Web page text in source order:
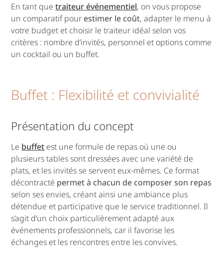
En tant quetraiteur événementiel, on vous propose
un comparatif pour estimer le coût, adapter le menu à
votre budget et choisir le traiteur idéal selon vos
critères : nombre d’invités, personnel et options comme
un cocktail ou un buffet.
Buffet : Flexibilité et convivialité
Présentation du concept
Le buffet est une formule de repas où une ou
plusieurs tables sont dressées avec une variété de
plats, et les invités se servent eux-mêmes. Ce format
décontracté permet à chacun de composer son repas
selon ses envies, créant ainsi une ambiance plus
détendue et participative que le service traditionnel. Il
s’agit d’un choix particulièrement adapté aux
événements professionnels, car il favorise les
échanges et les rencontres entre les convives.